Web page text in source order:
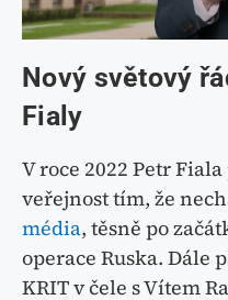
Nový světový
Fialy
V roce 2022 Petr
veřejnost tím, že
média, těsně po
operace Ruska. Dále
KRIT v čele s Vítem